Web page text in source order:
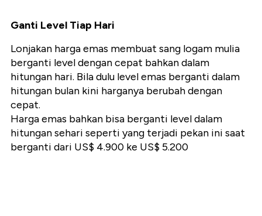
Ganti Level Tiap Hari
Lonjakan harga emas membuat sang logam mulia
berganti level dengan cepat bahkan dalam
hitungan hari. Bila dulu level emas berganti dalam
hitungan bulan kini harganya berubah dengan
cepat.
Harga emas bahkan bisa berganti level dalam
hitungan sehari seperti yang terjadi pekan ini saat
berganti dari US$ 4.900 ke US$ 5.200